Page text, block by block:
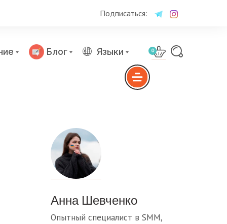
Подписаться:
Блог Языки 0
Анна Шевченко
Опытный специалист в SMM,